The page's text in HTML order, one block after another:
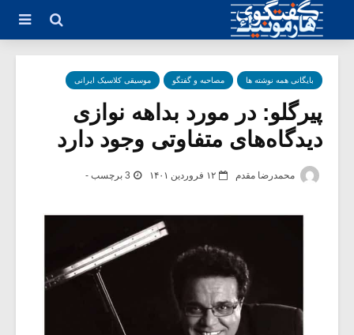
بایگانی همه نوشته ها مصاحبه و گفتگو موسیقی کلاسیک ایرانی
پیرگلو: در مورد بداهه نوازی
دیدگاه‌های متفاوتی وجود دارد
محمدرضا مقدم ۱۲ فروردین ۱۴۰۱ 3 برچسب -